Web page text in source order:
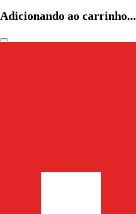
Adicionando ao carrinho...